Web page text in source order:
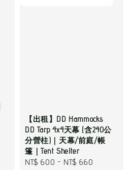
【出租】DD Hammocks
DD Tarp 4x4天幕 (含240公
分營柱)｜天幕/前庭/帳
篷｜Tent Shelter
Regular
NT$ 600 - NT$ 660